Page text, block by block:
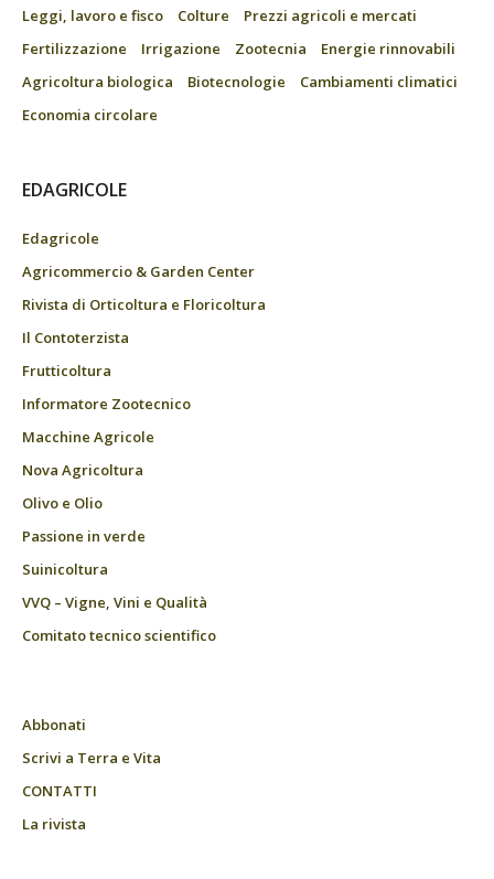
Leggi, lavoro e fisco
Colture
Prezzi agricoli e mercati
Fertilizzazione
Irrigazione Zootecnia
Energie rinnovabili
Agricoltura biologica
Biotecnologie
Cambiamenti climatici
Economia circolare
EDAGRICOLE
Edagricole
Agricommercio & Garden Center
Rivista di Orticoltura e Floricoltura
Il Contoterzista
Frutticoltura
Informatore Zootecnico
Macchine Agricole
Nova Agricoltura
Olivo e Olio
Passione in verde
Suinicoltura
VVQ – Vigne, Vini e Qualità
Comitato tecnico scientifico
Abbonati
Scrivi a Terra e Vita
CONTATTI
La rivista